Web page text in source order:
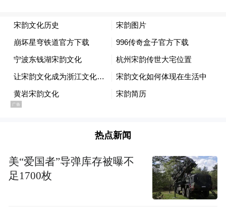
滘头赵氏现存多座宗祠，其中江门渔赵公祠
是现存辈分最高、保存最完整的核心宗祠。
热点新闻
美“爱国者”导弹库存被曝不
足1700枚